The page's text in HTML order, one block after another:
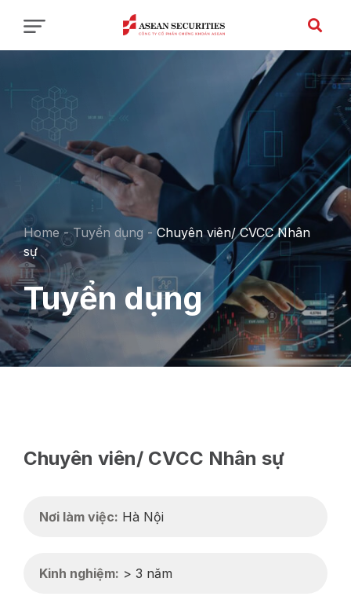
Home-Tuyển dụng - Chuyên viên/ CVCC Nhân
sự
Tuyển dụng
Chuyên viên/ CVCC Nhân sự
Nơi làm việc: Hà Nội
Kinh nghiệm: > 3 năm